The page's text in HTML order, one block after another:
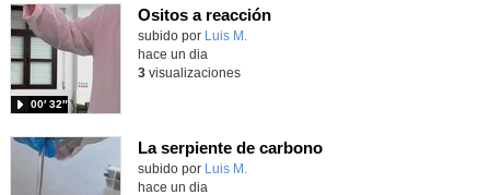
Ositos a reacción
Contenido educativo.
subido por Luis M.
00′ 32″
hace un dia
3visualizaciones
La serpiente de carbono
Contenido educativo.
subido por Luis M.
hace un dia